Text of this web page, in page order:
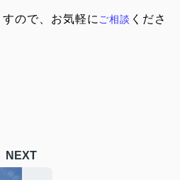
ので、 お気軽に ご相談 くださ
NEXT